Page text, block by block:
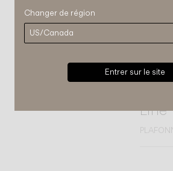
Line
Changer de région
Entrer sur le site